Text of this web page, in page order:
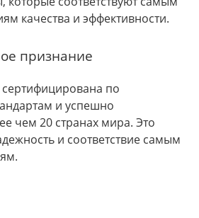
качества и эффективности.
признание
сертифицирована по
и успешно
чем 20 странах мира. Это
и соответствие самым